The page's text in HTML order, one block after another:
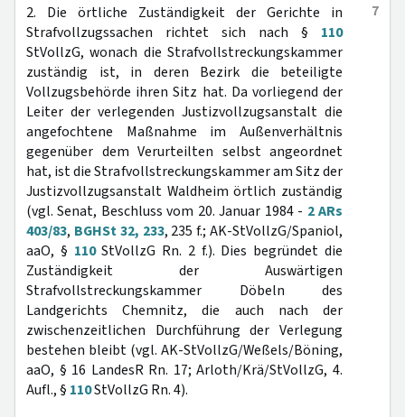
7
2. Die örtliche Zuständigkeit der Gerichte in
Strafvollzugssachen richtet sich nach § 110
StVollzG, wonach die Strafvollstreckungskammer
zuständig ist, in deren Bezirk die beteiligte
Vollzugsbehörde ihren Sitz hat. Da vorliegend der
Leiter der verlegenden Justizvollzugsanstalt die
angefochtene Maßnahme im Außenverhältnis
gegenüber dem Verurteilten selbst angeordnet
hat, ist die Strafvollstreckungskammer am Sitz der
Justizvollzugsanstalt Waldheim örtlich zuständig
(vgl. Senat, Beschluss vom 20. Januar 1984 - 2 ARs
403/83, BGHSt 32, 233, 235 f.; AK-StVollzG/Spaniol,
aaO, § 110StVollzG Rn. 2 f.). Dies begründet die
Zuständigkeit der Auswärtigen
Strafvollstreckungskammer Döbeln des
Landgerichts Chemnitz, die auch nach der
zwischenzeitlichen Durchführung der Verlegung
bestehen bleibt (vgl. AK-StVollzG/Weßels/Böning,
aaO, § 16 LandesR Rn. 17; Arloth/Krä/StVollzG, 4.
Aufl., § 110StVollzG Rn. 4).